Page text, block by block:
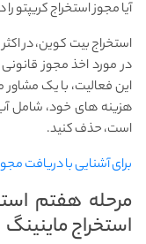
آیا مجوز استخراج کریپتو
استخراج بیت کوین، در
در مورد اخذ مجوز
این فعالیت، با یک
هزینه های خود، شامل
است، حذف کنید.
برای آشنایی با دریافت
مرحله هفتم
استخراج ماینینگ